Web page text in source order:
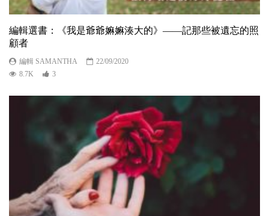
編輯選書：《我是爺爺嫲嫲湊大的》——記那些被遺忘的照
顧者
編輯 SAMANTHA
22/09/2020
8.7K
3